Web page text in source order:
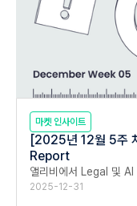
마켓 인사이트
[2025년 12월 5주
Report
앨리비에서 Legal 및 AI
2025-12-31